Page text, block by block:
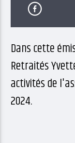
Dans cette
Retraités
activités de
2024.